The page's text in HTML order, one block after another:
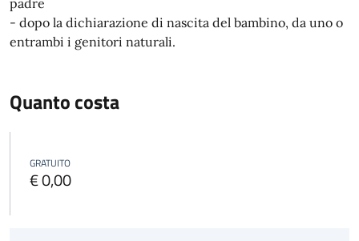
padre
- dopo la dichiarazione di nascita del bambino, da uno o
entrambi i genitori naturali.
Quanto costa
GRATUITO
€ 0,00